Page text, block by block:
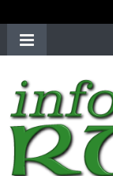
richardmillereplica
women.
dining room table
shop. best
services. 1: